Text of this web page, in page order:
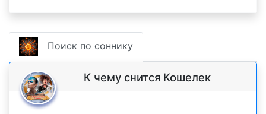
Поиск по соннику
К чему снится Кошелек